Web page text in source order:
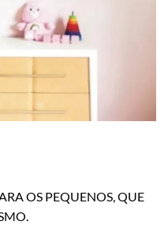
OS PEQUENOS, QUE